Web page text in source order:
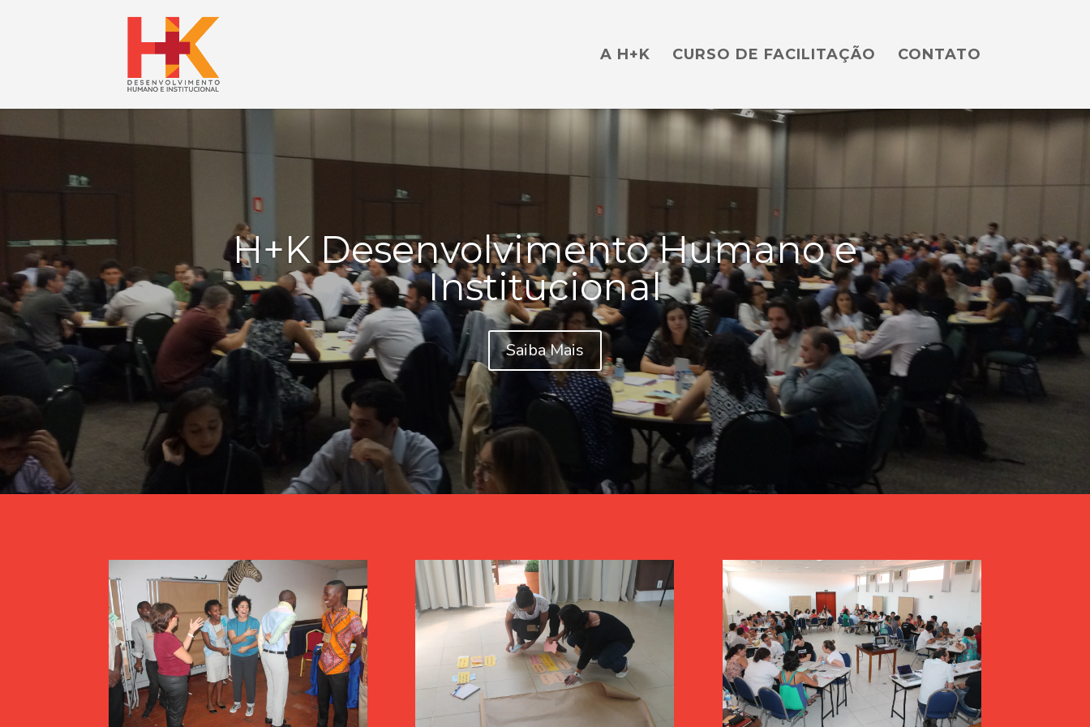
A H+K CURSO DE FACILITAÇÃO CONTATO
H+K Desenvolvimento Humano e
Institucional
Saiba Mais